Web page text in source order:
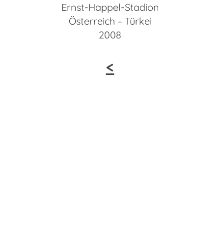
Ernst-Happel-Stadion
Österreich – Türkei
2008
<